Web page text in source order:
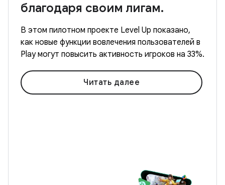
благодаря своим лигам.
В этом пилотном проекте Level Up показано,
как новые функции вовлечения пользователей в
Play могут повысить активность игроков на 33%.
Читать далее